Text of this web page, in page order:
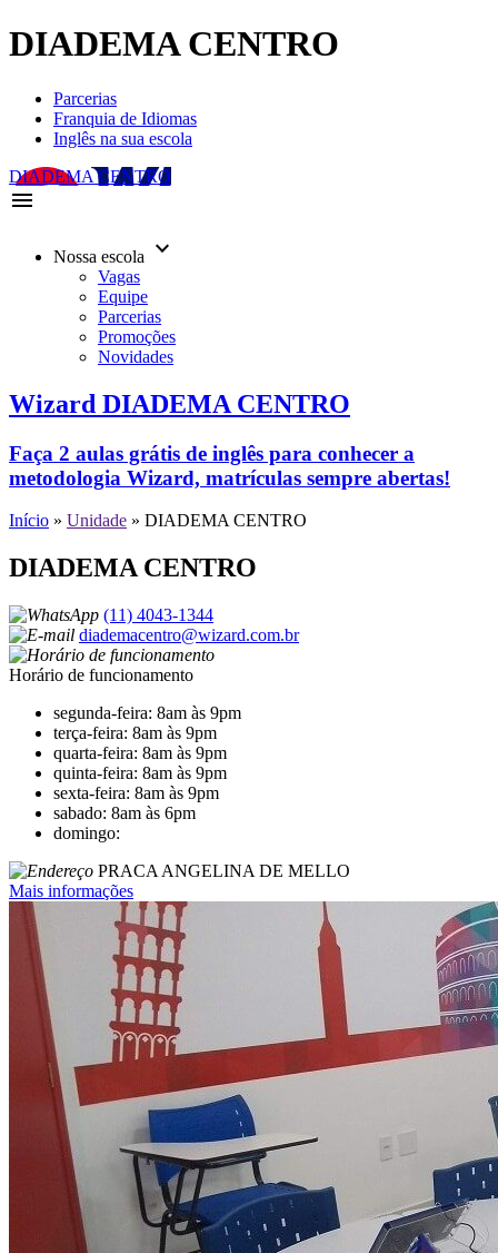
DIADEMA CENTRO
Parcerias
Franquia de Idiomas
Inglês na sua escola
DIADEMA CENTRO
menu
Nossa escola keyboard_arrow_down
Vagas
Equipe
Parcerias
Promoções
Novidades
Wizard DIADEMA CENTRO
Faça 2 aulas grátis de inglês para conhecer a
metodologia Wizard, matrículas sempre abertas!
Início » Unidade » DIADEMA CENTRO
DIADEMA CENTRO
(11) 4043-1344
diademacentro@wizard.com.br
Horário de funcionamento
segunda-feira: 8am às 9pm
terça-feira: 8am às 9pm
quarta-feira: 8am às 9pm
quinta-feira: 8am às 9pm
sexta-feira: 8am às 9pm
sabado: 8am às 6pm
domingo:
PRACA ANGELINA DE MELLO
Mais informações